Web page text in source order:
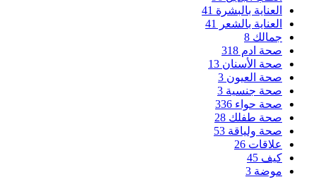
العناية بالبشرة 41
العناية بالشعر
41
جمالك 8
صحة ادم 318
صحة الأسنان 13
صحة العيون 3
صحة جنسية 3
صحة حواء 336
صحة طفلك 28
صحة ولياقة 53
علاقات 26
كيف 45
موضة 3